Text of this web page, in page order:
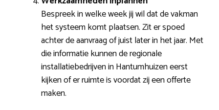
Bespreek in welke week jij wil dat de vakman
het systeem komt plaatsen. Zit er spoed
achter de aanvraag of juist later in het jaar. Met
die informatie kunnen de regionale
installatiebedrijven in Hantumhuizen eerst
kijken of er ruimte is voordat zij een offerte
maken.